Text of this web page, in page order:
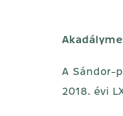
A Sándor-
2018. évi